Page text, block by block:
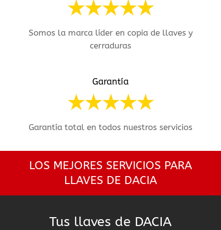
Somos la marca líder en copia de llaves y
cerraduras
Garantía
Garantía total en todos nuestros servicios
LOS MEJORES SERVICIOS PARA
LLAVES DE DACIA
Tus llaves de DACIA